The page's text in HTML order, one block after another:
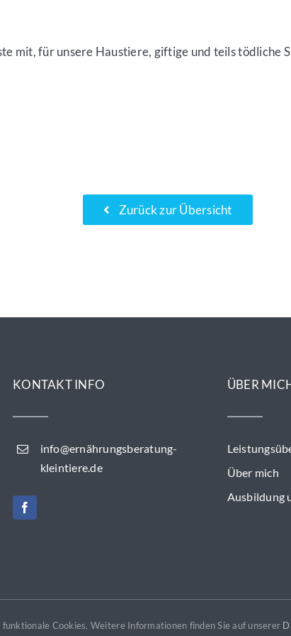
mit, für unsere Haustiere, giftige und teils tödliche
Zurück zur Übersicht
KONTAKT INFO
info@ernährungsberatung-
kleintiere.de
ÜBER
Über mich
Ausbildung
Copyright 2026 by Bowl Control - Tatyana Genz
Cookies. Weitere Informationen finden Sie auf unserer